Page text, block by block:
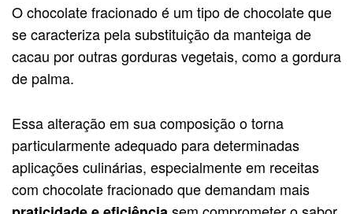
O chocolate fracionado é um tipo de chocolate que
se caracteriza pela substituição da manteiga de
cacau por outras gorduras vegetais, como a gordura
de palma.
Essa alteração em sua composição o torna
particularmente adequado para determinadas
aplicações culinárias, especialmente em receitas
com chocolate fracionado que demandam mais